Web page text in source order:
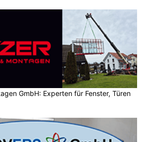
GmbH: Experten für Fenster, Türen